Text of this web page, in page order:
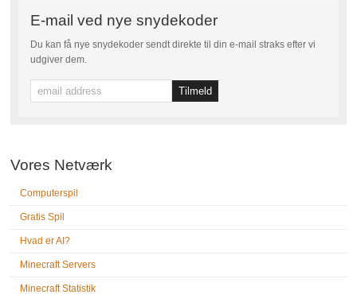
E-mail ved nye snydekoder
Du kan få nye snydekoder sendt direkte til din e-mail straks efter vi
udgiver dem.
Vores Netværk
Computerspil
Gratis Spil
Hvad er AI?
Minecraft Servers
Minecraft Statistik